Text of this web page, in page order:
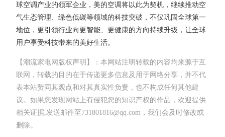
球空调产业的领军企业，美的空调将以此为契机，继续推动空
气生态管理、绿色低碳等领域的科技突破，不仅巩固全球第一
地位，更引领行业向更智能、更健康的方向持续升级，让全球
用户享受科技带来的美好生活。
【潮流家电网版权声明】：本网站注明转载的内容均来源于互
联网，转载的目的在于传递更多信息及用于网络分享，并不代
表本站赞同其观点和对其真实性负责，也不构成任何其他建
议。如果您发现网站上有侵犯您的知识产权的作品，欢迎提供
相关证据,发送邮件至731801816@qq.com，我们会及时修改或
删除。